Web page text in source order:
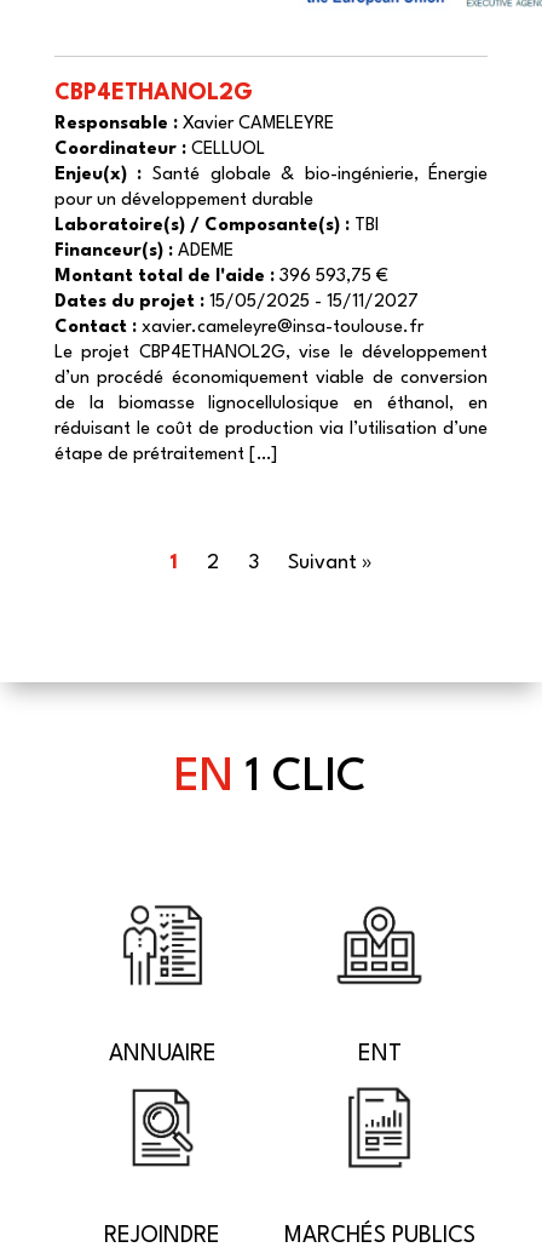
CBP4ETHANOL2G
Responsable :Xavier CAMELEYRE
Coordinateur :CELLUOL
Enjeu(x) : Santé globale & bio-ingénierie, Énergie
pour un développement durable
Laboratoire(s) / Composante(s) :TBI
Financeur(s) :ADEME
Montant total de l'aide :396 593,75 €
Dates du projet :15/05/2025 - 15/11/2027
Contact :xavier.cameleyre@insa-toulouse.fr
Le projet CBP4ETHANOL2G, vise le développement
d’un procédé économiquement viable de conversion
de la biomasse lignocellulosique en éthanol, en
réduisant le coût de production via l’utilisation d’une
étape de prétraitement […]
1 2 3 Suivant »
EN 1 CLIC
ANNUAIRE ENT
REJOINDRE MARCHÉS PUBLICS